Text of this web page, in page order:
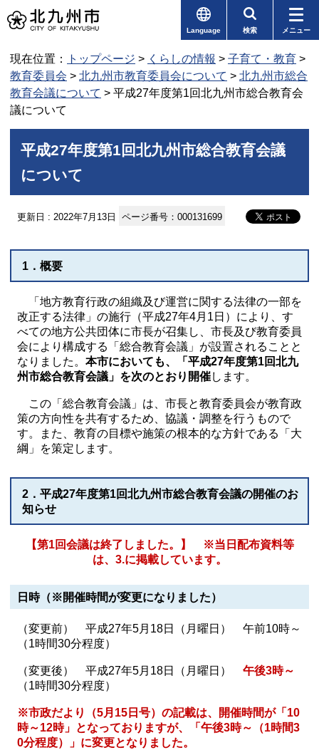
Language 検索 メニュー
現在位置： トップページ > くらしの情報 > 子育て・教育 >
教育委員会 > 北九州市教育委員会について > 北九州市総合
教育会議について > 平成27年度第1回北九州市総合教育会
議について
平成27年度第1回北九州市総合教育会議
について
更新日 : 2022年7月13日 ページ番号：000131699
1．概要
「地方教育行政の組織及び運営に関する法律の一部を
改正する法律」の施行（平成27年4月1日）により、す
べての地方公共団体に市長が召集し、市長及び教育委員
会により構成する「総合教育会議」が設置されることと
なりました。 本市においても、「平成27年度第1回北九
州市総合教育会議」を次のとおり開催します。
この「総合教育会議」は、市長と教育委員会が教育政
策の方向性を共有するため、協議・調整を行うもので
す。また、教育の目標や施策の根本的な方針である「大
綱」を策定します。
2．平成27年度第1回北九州市総合教育会議の開催のお
知らせ
【第1回会議は終了しました。】 ※当日配布資料等
は、3.に掲載しています。
日時（※開催時間が変更になりました）
（変更前） 平成27年5月18日（月曜日） 午前10時～
（1時間30分程度）
（変更後） 平成27年5月18日（月曜日） 午後3時～
（1時間30分程度）
※市政だより（5月15日号）の記載は、開催時間が「10
時～12時」となっておりますが、「午後3時～（1時間3
0分程度）」に変更となりました。